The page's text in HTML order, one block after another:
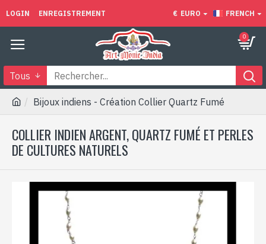
LOGIN ENREGISTREMENT € EURO FRENCH
0
Tous
Bijoux indiens - Création Collier Quartz Fumé
COLLIER INDIEN ARGENT, QUARTZ FUMÉ ET PERLES
DE CULTURES NATURELS